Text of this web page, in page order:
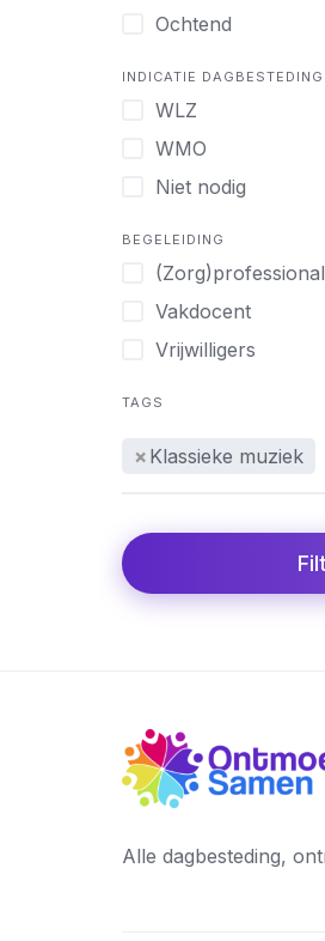
Ochtend
INDICATIE DAGBESTEDING
WLZ
WMO
Niet nodig
BEGELEIDING
Vakdocent
Vrijwilligers
TAGS
× Klassieke muziek
Alle dagbesteding,